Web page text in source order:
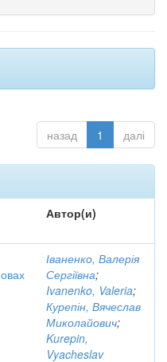
назад 1 далі
Автор(и)
Іваненко, Валерія
Сергіївна;
Ivanenko, Valeria;
Курепін, Вячеслав
Миколайович;
Kurepin,
Vyacheslav